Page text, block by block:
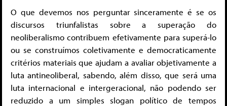
O que devemos nos perguntar sinceramente é se os
discursos triunfalistas sobre a superação do
neoliberalismo contribuem efetivamente para superá-lo
ou se construímos coletivamente e democraticamente
critérios materiais que ajudam a avaliar objetivamente a
luta antineoliberal, sabendo, além disso, que será uma
luta internacional e intergeracional, não podendo ser
reduzido a um simples slogan político de tempos